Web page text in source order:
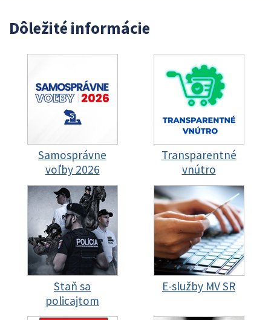
Dôležité informácie
Samosprávne
voľby 2026
Transparentné
vnútro
Staň sa
policajtom
E-služby MV SR